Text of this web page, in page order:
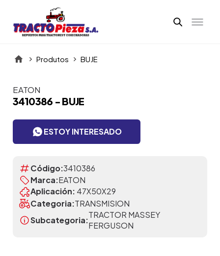
Produtos BUJE
Itens da Galeria
EATON
3410386 - BUJE
ESTOY INTERESADO
Código:3410386
Marca:EATON
Aplicación: 47X50X29
Categoria:TRANSMISION
Subcategoria:
TRACTOR MASSEY
FERGUSON